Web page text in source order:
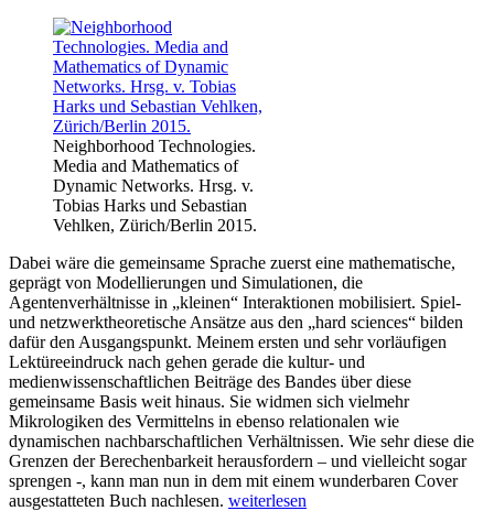
Neighborhood Technologies.
Media and Mathematics of
Dynamic Networks. Hrsg. v.
Tobias Harks und Sebastian
Vehlken, Zürich/Berlin 2015.
Dabei wäre die gemeinsame Sprache zuerst eine mathematische,
geprägt von Modellierungen und Simulationen, die
Agentenverhältnisse in „kleinen“ Interaktionen mobilisiert. Spiel-
und netzwerktheoretische Ansätze aus den „hard sciences“ bilden
dafür den Ausgangspunkt. Meinem ersten und sehr vorläufigen
Lektüreeindruck nach gehen gerade die kultur- und
medienwissenschaftlichen Beiträge des Bandes über diese
gemeinsame Basis weit hinaus. Sie widmen sich vielmehr
Mikrologiken des Vermittelns in ebenso relationalen wie
dynamischen nachbarschaftlichen Verhältnissen. Wie sehr diese die
Grenzen der Berechenbarkeit herausfordern – und vielleicht sogar
sprengen -, kann man nun in dem mit einem wunderbaren Cover
ausgestatteten Buch nachlesen. „Neighborhood
weiterlesen